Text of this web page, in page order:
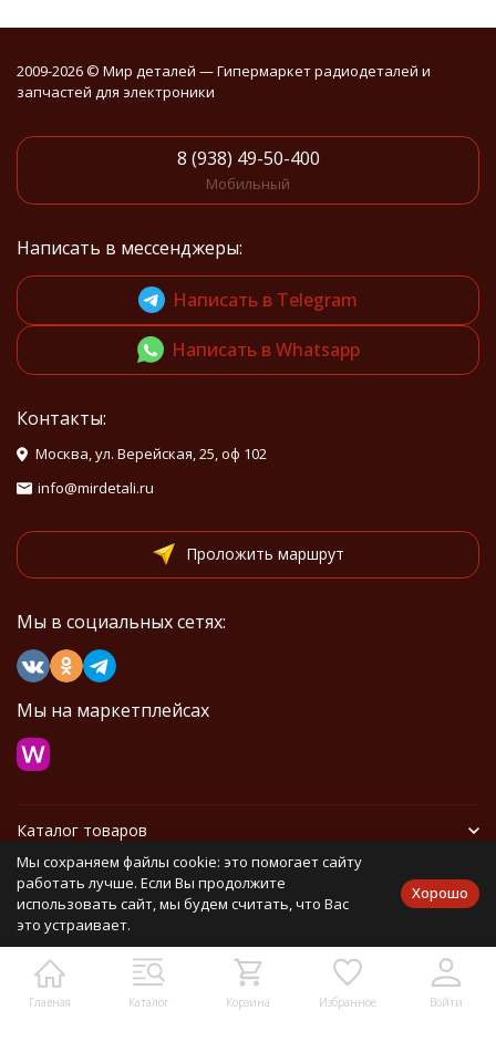
Главная Каталог Корзина Избранное Войти
2009-2026 © Мир деталей — Гипермаркет радиодеталей и
запчастей для электроники
8 (938) 49-50-400
Мобильный
Написать в мессенджеры:
Написать в Telegram
Написать в Whatsapp
Контакты:
Москва, ул. Верейская, 25, оф 102
info@mirdetali.ru
Проложить маршрут
Мы в социальных сетях:
Мы на маркетплейсах
Каталог товаров
Информация
Политика персональных данных Карта сайта
Мы сохраняем файлы cookie: это помогает сайту
работать лучше. Если Вы продолжите
использовать сайт, мы будем считать, что Вас
это устраивает.
Хорошо